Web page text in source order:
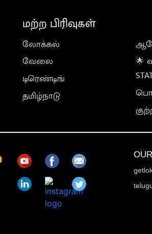
மற்ற பிரிவுகள்
லோக்கல்
வேலை
டிரெண்டிங்
தமிழ்நாடு
🌟